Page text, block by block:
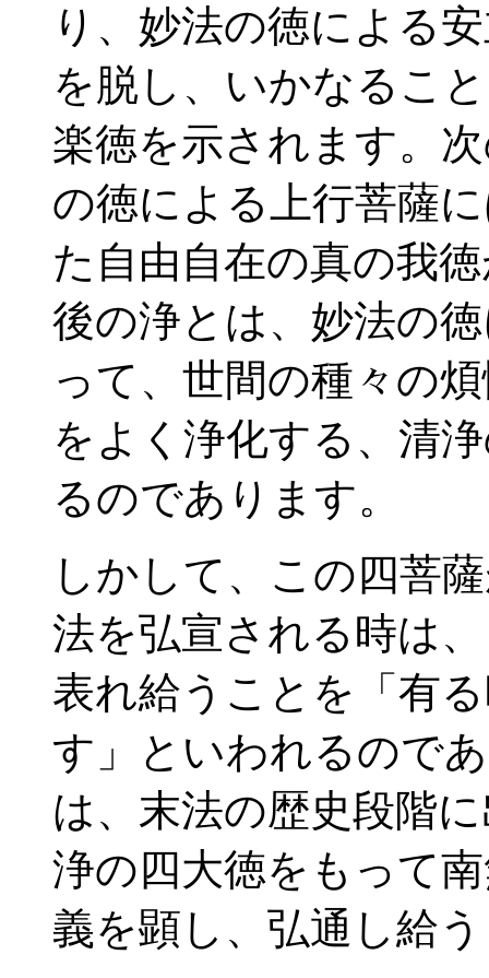
り、妙法の徳による
を脱し、いかなるこ
楽徳を示されます。
の徳による上行菩薩
た自由自在の真の我
後の浄とは、妙法の
って、世間の種々の
をよく浄化する、清
るのであります。
しかして、この四菩
法を弘宣される時は
表れ給うことを「有
す」といわれるので
は、末法の歴史段階
浄の四大徳をもって
義を顕し、弘通し給